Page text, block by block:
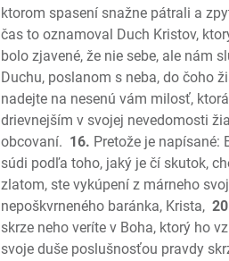
ktorom spasení snažne pátrali a
čas to oznamoval Duch Kristov,
bolo zjavené, že nie sebe, ale nám
Duchu, poslanom s neba, do čoho
nadejte na nesenú vám milosť,
drievnejším v svojej nevedomosti
obcovaní. 16. Pretože je napísané:
súdi podľa toho, jaký je čí skutok,
zlatom, ste vykúpení z márneho
nepoškvrneného baránka, Krista,
skrze neho veríte v Boha, ktorý ho
svoje duše poslušnosťou pravdy